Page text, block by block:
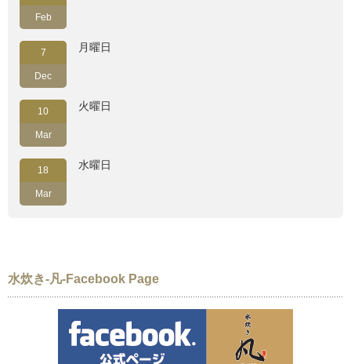
Feb
7
Dec
月曜日
10
Mar
火曜日
18
Mar
水曜日
水炊き-凡-Facebook Page